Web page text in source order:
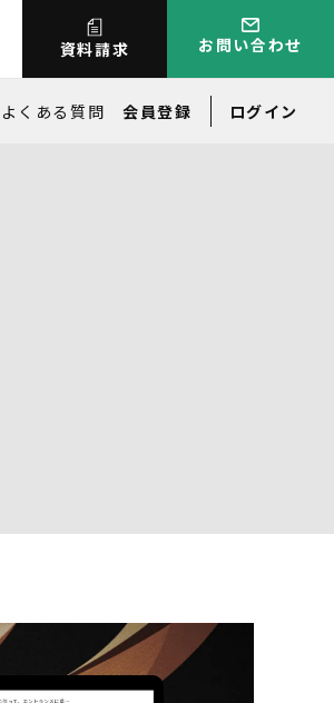
資料請求 お問い合わせ
よくある質問 会員登録 ログイン